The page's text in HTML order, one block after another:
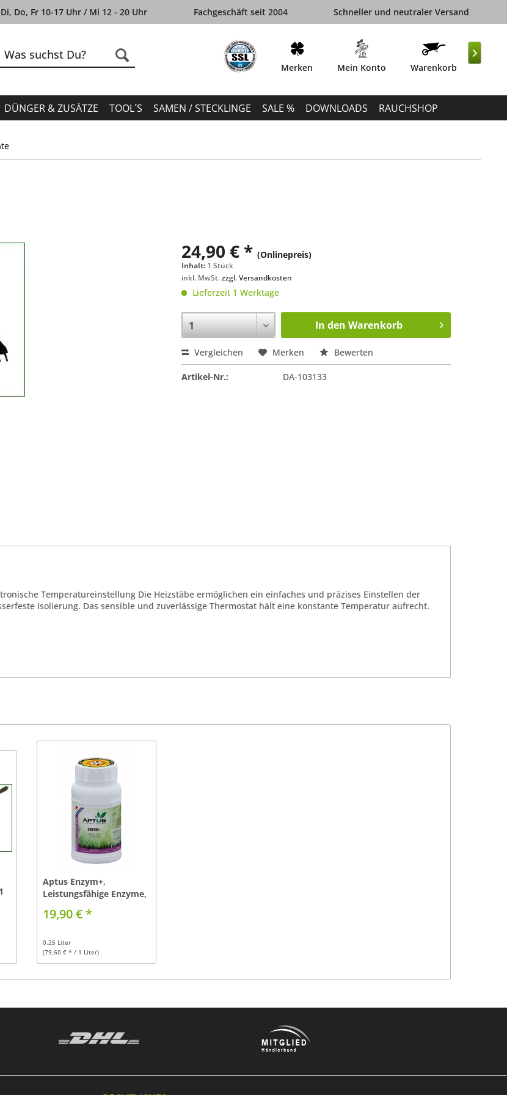
Do, Fr 10-17 Uhr / Mi 12 - 20 Uhr Fachgeschäft seit 2004 Schneller und neutraler Versand
Merken Mein Konto Warenkorb
DÜNGER & ZUSÄTZE TOOL´S SAMEN / STECKLINGE SALE % DOWNLOADS RAUCHSHOP

24,90 € *(Onlinepreis)
Inhalt: 1 Stück
inkl. MwSt.zzgl. Versandkosten
Lieferzeit 1 Werktage
In den Warenkorb
Vergleichen Merken Bewerten
Artikel-Nr.: DA-103133
Temperatureinstellung Die Heizstäbe ermöglichen ein einfaches und präzises Einstellen der
Isolierung. Das sensible und zuverlässige Thermostat hält eine konstante Temperatur aufrecht.
Aptus Enzym+,
Leistungsfähige Enzyme,
19,90 € *
0.25 Liter
(79,60 € * / 1 Liter)